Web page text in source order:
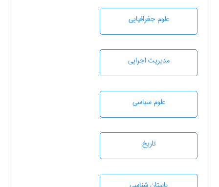
علوم جغرافيايی
مديريت اجرايی
علوم سياسی
تاريخ